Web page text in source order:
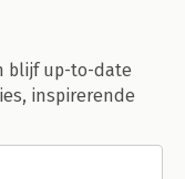
blijf up-to-date
inspirerende